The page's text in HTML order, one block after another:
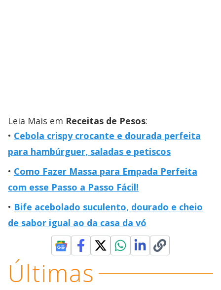
Leia Mais em Receitas de Pesos:
Cebola crispy crocante e dourada perfeita
para hambúrguer, saladas e petiscos
Como Fazer Massa para Empada Perfeita
com esse Passo a Passo Fácil!
Bife acebolado suculento, dourado e cheio
de sabor igual ao da casa da vó
Últimas